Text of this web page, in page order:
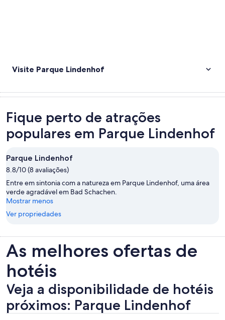
Visite Parque Lindenhof
Fique perto de atrações
populares em Parque Lindenhof
Parque Lindenhof
8.8/10 (8 avaliações)
Entre em sintonia com a natureza em Parque Lindenhof, uma área
verde agradável em Bad Schachen.
Mostrar menos
Ver propriedades
As melhores ofertas de
hotéis
Veja a disponibilidade de hotéis
próximos: Parque Lindenhof